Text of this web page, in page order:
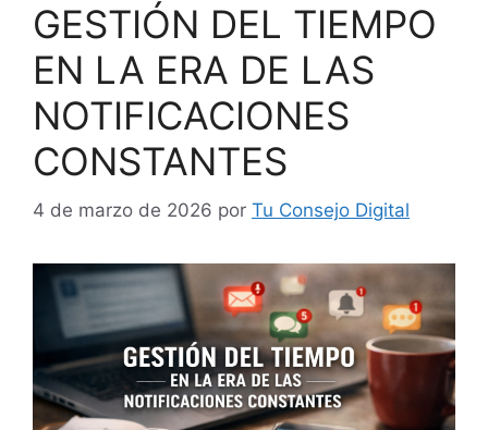
GESTIÓN DEL TIEMPO
EN LA ERA DE LAS
NOTIFICACIONES
CONSTANTES
4 de marzo de 2026 por Tu Consejo Digital